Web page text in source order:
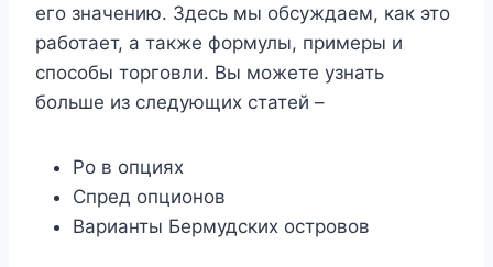
его значению. Здесь мы обсуждаем, как это
работает, а также формулы, примеры и
способы торговли. Вы можете узнать
больше из следующих статей –
Ро в опциях
Спред опционов
Варианты Бермудских островов